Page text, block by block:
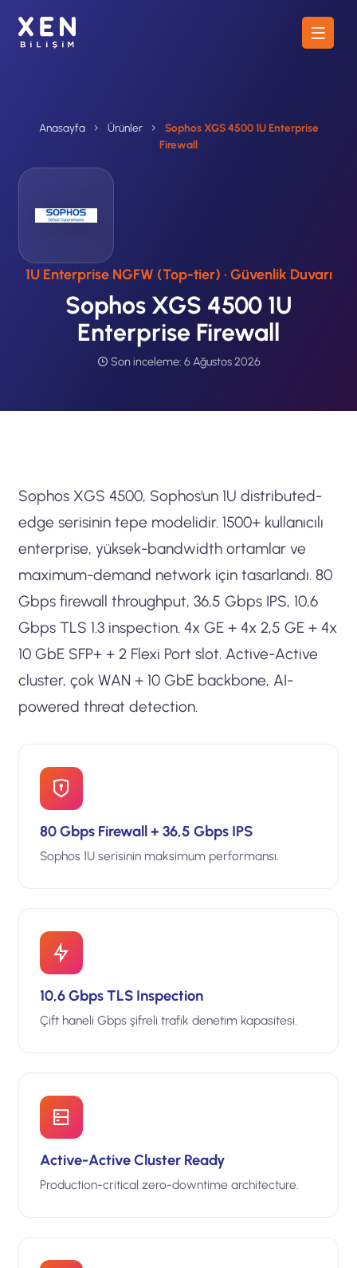
Anasayfa Ürünler
Sophos XGS 4500 1U Enterprise
Firewall
1U Enterprise NGFW (Top-tier) · Güvenlik Duvarı
Sophos XGS 4500 1U
Enterprise Firewall
Son inceleme: 6 Ağustos 2026
Sophos XGS 4500, Sophos'un 1U distributed-
edge serisinin tepe modelidir. 1500+ kullanıcılı
enterprise, yüksek-bandwidth ortamlar ve
maximum-demand network için tasarlandı. 80
Gbps firewall throughput, 36,5 Gbps IPS, 10,6
Gbps TLS 1.3 inspection. 4x GE + 4x 2,5 GE + 4x
10 GbE SFP+ + 2 Flexi Port slot. Active-Active
cluster, çok WAN + 10 GbE backbone, AI-
powered threat detection.
80 Gbps Firewall + 36,5 Gbps IPS
Sophos 1U serisinin maksimum performansı.
10,6 Gbps TLS Inspection
Çift haneli Gbps şifreli trafik denetim kapasitesi.
Active-Active Cluster Ready
Production-critical zero-downtime architecture.